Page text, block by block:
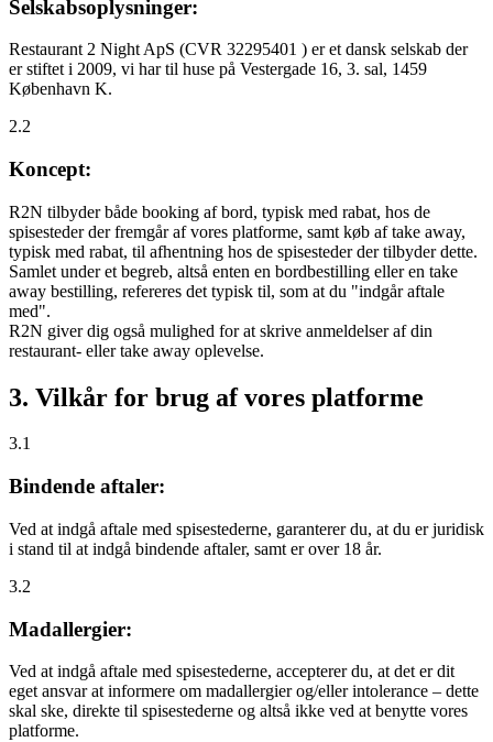
Selskabsoplysninger:
Restaurant 2 Night ApS (CVR 32295401 ) er et dansk selskab der
er stiftet i 2009, vi har til huse på Vestergade 16, 3. sal, 1459
København K.
2.2
Koncept:
R2N tilbyder både booking af bord, typisk med rabat, hos de
spisesteder der fremgår af vores platforme, samt køb af take away,
typisk med rabat, til afhentning hos de spisesteder der tilbyder dette.
Samlet under et begreb, altså enten en bordbestilling eller en take
away bestilling, refereres det typisk til, som at du "indgår aftale
med".
R2N giver dig også mulighed for at skrive anmeldelser af din
restaurant- eller take away oplevelse.
3. Vilkår for brug af vores platforme
3.1
Bindende aftaler:
Ved at indgå aftale med spisestederne, garanterer du, at du er juridisk
i stand til at indgå bindende aftaler, samt er over 18 år.
3.2
Madallergier:
Ved at indgå aftale med spisestederne, accepterer du, at det er dit
eget ansvar at informere om madallergier og/eller intolerance – dette
skal ske, direkte til spisestederne og altså ikke ved at benytte vores
platforme.